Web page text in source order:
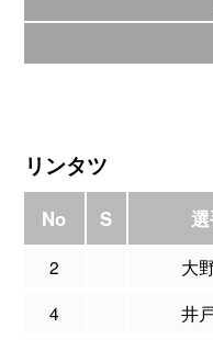
リンタツ
No S
2 大
4
井